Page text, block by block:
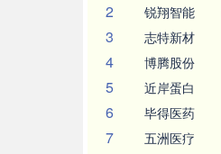
2 锐翔智能
3 志特新材
4 博腾股份
5 近岸蛋白
6 毕得医药
7 五洲医疗